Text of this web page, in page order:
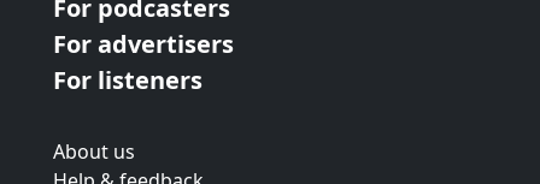
For podcasters
For advertisers
For listeners
About us